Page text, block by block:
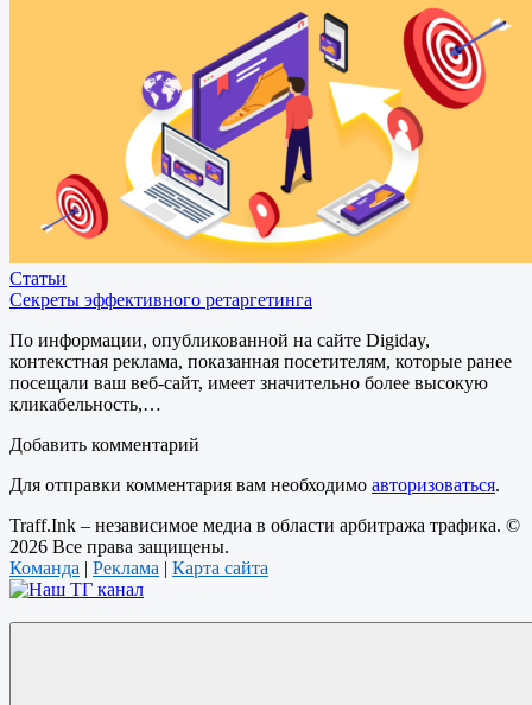
Статьи
Секреты эффективного ретаргетинга
По информации, опубликованной на сайте Digiday,
контекстная реклама, показанная посетителям, которые ранее
посещали ваш веб-сайт, имеет значительно более высокую
кликабельность,…
Добавить комментарий
Для отправки комментария вам необходимо авторизоваться.
Traff.Ink – независимое медиа в области арбитража трафика. ©
2026 Все права защищены.
Команда | Реклама | Карта сайта